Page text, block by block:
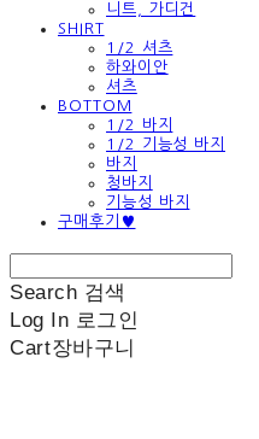
니트, 가디건
SHIRT
1/2 셔츠
하와이안
셔츠
BOTTOM
1/2 바지
1/2 기능성 바지
바지
청바지
기능성 바지
구매후기♥
Search 검색
Log In 로그인
Cart장바구니